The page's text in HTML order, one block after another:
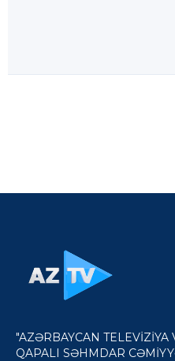
"AZƏRBAYCAN
QAPALI SƏHMDAR